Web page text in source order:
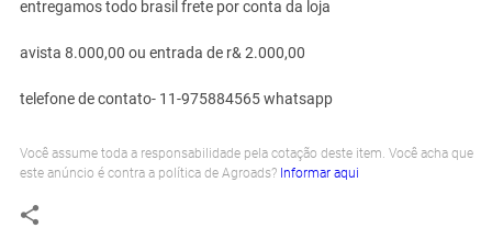
entregamos todo brasil frete por conta da loja
avista 8.000,00 ou entrada de r& 2.000,00
telefone de contato- 11-975884565 whatsapp
Você assume toda a responsabilidade pela cotação deste item. Você acha que
este anúncio é contra a política de Agroads? Informar aqui